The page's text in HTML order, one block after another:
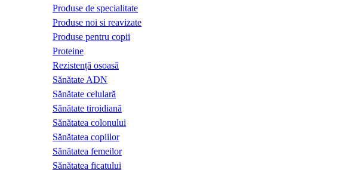
Produse de specialitate
Produse noi si reavizate
Produse pentru copii
Proteine
Rezistență osoasă
Sănătate ADN
Sănătate celulară
Sănătate tiroidiană
Sănătatea colonului
Sănătatea copiilor
Sănătatea femeilor
Sănătatea ficatului